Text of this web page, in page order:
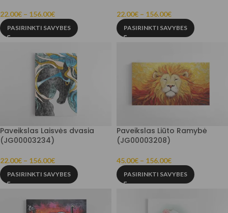
22.00€ – 156.00€
PASIRINKTI SAVYBES
22.00€ – 156.00€
PASIRINKTI SAVYBES
Paveikslas Laisvės dvasia
(JG00003234)
22.00€ – 156.00€
PASIRINKTI SAVYBES
Paveikslas Liūto Ramybė
(JG00003208)
45.00€ – 156.00€
PASIRINKTI SAVYBES